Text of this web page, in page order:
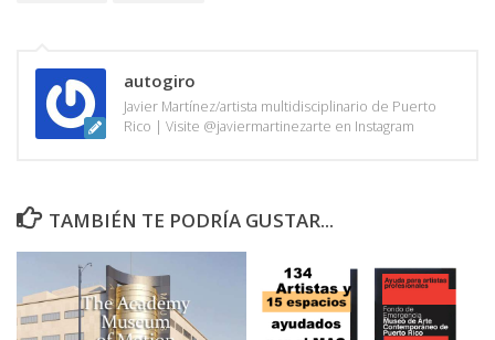
autogiro
Javier Martínez/artista multidisciplinario de Puerto
Rico | Visite @javiermartinezarte en Instagram
TAMBIÉN TE PODRÍA GUSTAR...